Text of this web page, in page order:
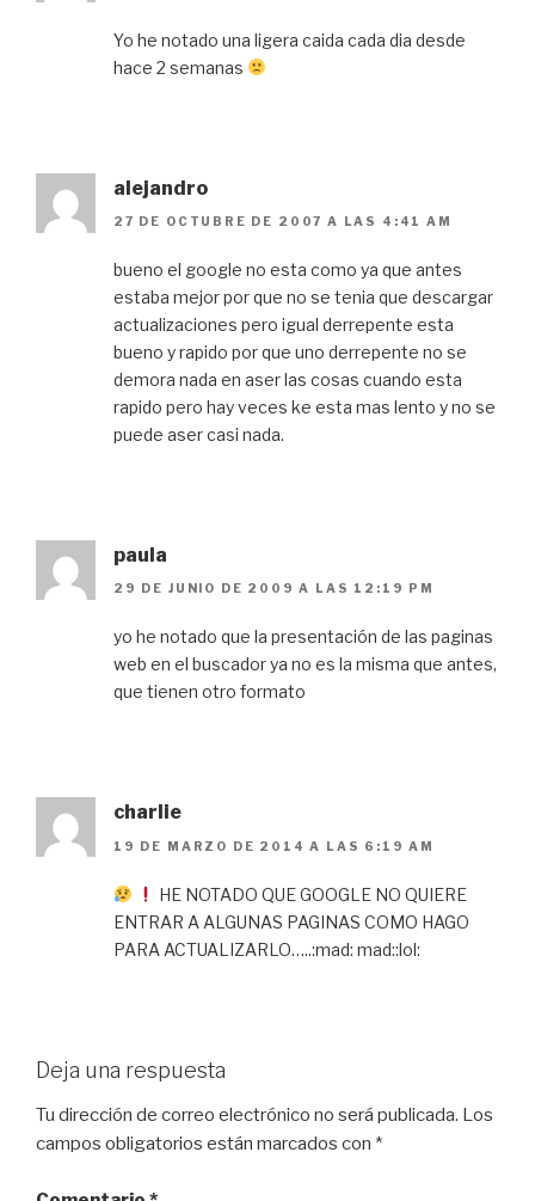
Yo he notado una ligera caida cada dia desde
hace 2 semanas
alejandro
27 DE OCTUBRE DE 2007 A LAS 4:41 AM
bueno el google no esta como ya que antes
estaba mejor por que no se tenia que descargar
actualizaciones pero igual derrepente esta
bueno y rapido por que uno derrepente no se
demora nada en aser las cosas cuando esta
rapido pero hay veces ke esta mas lento y no se
puede aser casi nada.
paula
29 DE JUNIO DE 2009 A LAS 12:19 PM
yo he notado que la presentación de las paginas
web en el buscador ya no es la misma que antes,
que tienen otro formato
charlie
19 DE MARZO DE 2014 A LAS 6:19 AM
HE NOTADO QUE GOOGLE NO QUIERE
ENTRAR A ALGUNAS PAGINAS COMO HAGO
PARA ACTUALIZARLO…..:mad: mad::lol:
Deja una respuesta
Tu dirección de correo electrónico no será publicada. Los
campos obligatorios están marcados con *